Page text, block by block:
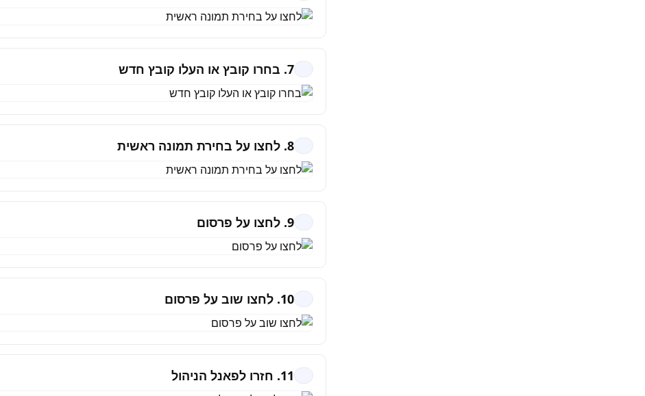
7. בחרו קובץ או העלו קובץ חדש
8. לחצו על בחירת תמונה ראשית
9. לחצו על פרסום
10. לחצו שוב על פרסום
11. חזרו לפאנל הניהול